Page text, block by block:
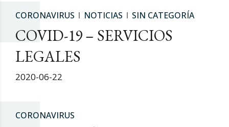
CORONAVIRUS NOTICIAS SIN CATEGORÍA
COVID-19 – SERVICIOS
LEGALES
2020-06-22
CORONAVIRUS